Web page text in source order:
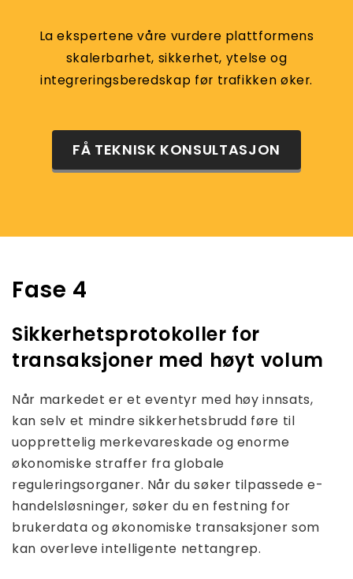
La ekspertene våre vurdere plattformens
skalerbarhet, sikkerhet, ytelse og
integreringsberedskap før trafikken øker.
FÅ TEKNISK KONSULTASJON
Fase 4
Sikkerhetsprotokoller for
transaksjoner med høyt volum
Når markedet er et eventyr med høy innsats,
kan selv et mindre sikkerhetsbrudd føre til
uopprettelig merkevareskade og enorme
økonomiske straffer fra globale
reguleringsorganer. Når du søker tilpassede e-
handelsløsninger, søker du en festning for
brukerdata og økonomiske transaksjoner som
kan overleve intelligente nettangrep.